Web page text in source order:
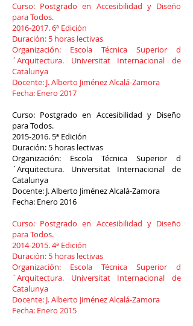
Curso: Postgrado en Accesibilidad y Diseño
para Todos.
2016-2017. 6ª Edición
Duración: 5 horas lectivas
Organización: Escola Técnica Superior d
´Arquitectura. Universitat Internacional de
Catalunya
Docente: J. Alberto Jiménez Alcalá-Zamora
Fecha: Enero 2017
Curso: Postgrado en Accesibilidad y Diseño
para Todos.
2015-2016. 5ª Edición
Duración: 5 horas lectivas
Organización: Escola Técnica Superior d
´Arquitectura. Universitat Internacional de
Catalunya
Docente: J. Alberto Jiménez Alcalá-Zamora
Fecha: Enero 2016
Curso: Postgrado en Accesibilidad y Diseño
para Todos.
2014-2015. 4ª Edición
Duración: 5 horas lectivas
Organización: Escola Técnica Superior d
´Arquitectura. Universitat Internacional de
Catalunya
Docente: J. Alberto Jiménez Alcalá-Zamora
Fecha: Enero 2015